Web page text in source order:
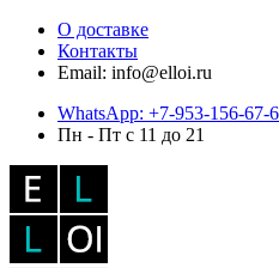
О доставке
Контакты
Email: info@elloi.ru
WhatsApp: +7-953-156-67-
Пн - Пт с 11 до 21